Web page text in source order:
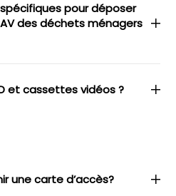
pour déposer
des déchets ménagers
et cassettes vidéos ?
une carte d’accès?